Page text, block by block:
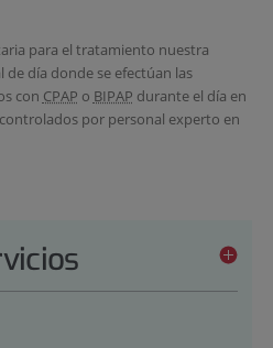
para el tratamiento nuestra
día donde se efectúan las
con CPAP o BIPAP durante el día en
por personal experto en